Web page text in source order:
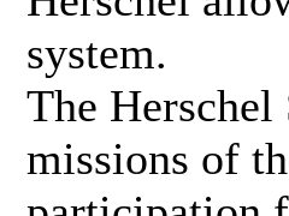
system.
The Herschel
missions of